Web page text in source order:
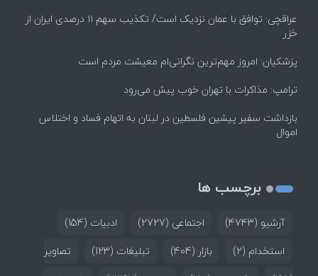
عراقچی: توافق با عمان نزدیک است/ تکذیب سهم ۱۱ درصدی ایران از
خزر
پزشکیان: امروز مهم‌ترین نگرانی‌ام معیشت مردم است
ترامپ: مذاکرات با تهران خوب پیش می‌رود
بازداشت سفیر پیشین فلسطین در لبنان به اتهام فساد و اختلاس
اموال
برچسب ها
آرشیو (4743) اجتماعی (2727) ادبیات (154)
استخدام (2) بازار (404) تبلیغات (123)
تصاویر